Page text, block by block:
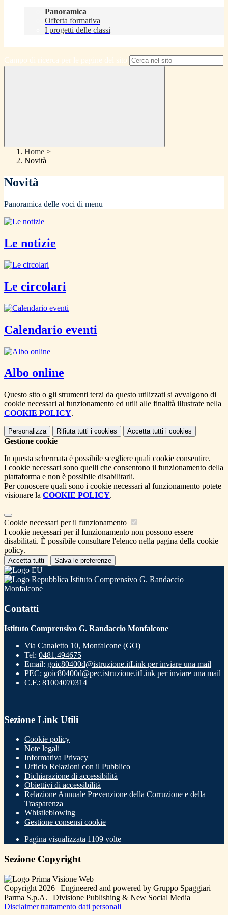
Panoramica
Offerta formativa
I progetti delle classi
Campo di ricerca per le pagine del sito
Home >
Novità
Novità
Panoramica delle voci di menu
Le notizie
Le circolari
Calendario eventi
Albo online
Questo sito o gli strumenti terzi da questo utilizzati si avvalgono di
cookie necessari al funzionamento ed utili alle finalità illustrate nella
COOKIE POLICY.
Personalizza Rifiuta tutti i cookies Accetta tutti i cookies
Gestione cookie
In questa schermata è possibile scegliere quali cookie consentire.
I cookie necessari sono quelli che consentono il funzionamento della
piattaforma e non è possibile disabilitarli.
Per conoscere quali sono i cookie necessari al funzionamento potete
visionare la COOKIE POLICY.
Cookie necessari per il funzionamento
I cookie necessari per il funzionamento non possono essere
disabilitati. È possibile consultare l'elenco nella pagina della cookie
policy.
Accetta tutti Salva le preferenze
Istituto Comprensivo G. Randaccio
Monfalcone
Contatti
Istituto Comprensivo G. Randaccio Monfalcone
Via Canaletto 10, Monfalcone (GO)
Tel: 0481.494675
Email: goic80400d@istruzione.itLink per inviare una mail
PEC: goic80400d@pec.istruzione.itLink per inviare una mail
C.F.: 81004070314
Sezione Link Utili
Cookie policy
Note legali
Informativa Privacy
Ufficio Relazioni con il Pubblico
Dichiarazione di accessibilità
Obiettivi di accessibilità
Relazione Annuale Prevenzione della Corruzione e della
Trasparenza
Whistleblowing
Gestione consensi cookie
Pagina visualizzata 1109 volte
Sezione Copyright
Copyright 2026 | Engineered and powered by Gruppo Spaggiari
Parma S.p.A. | Divisione Publishing & New Social Media
Disclaimer trattamento dati personali